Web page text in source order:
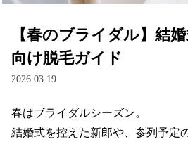
【春のブライダル】結
向け脱毛ガイド
2026.03.19
春はブライダルシーズン。
結婚式を控えた新郎や、参列予定